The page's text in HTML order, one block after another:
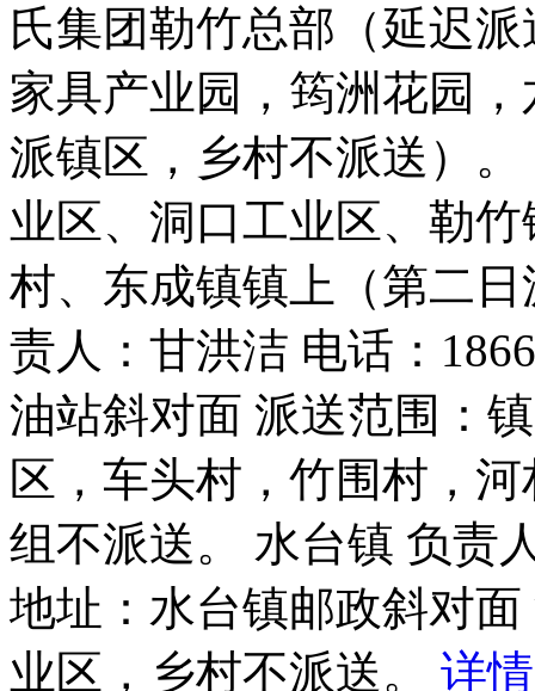
氏集团勒竹总部（延迟
家具产业园，筠洲花园
派镇区，乡村不派送）
业区、洞口工业区、勒
村、东成镇镇上（第二
责人：甘洪洁 电话：
油站斜对面 派送范围：
区，车头村，竹围村，
组不派送。 水台镇 负责
地址：水台镇邮政斜对
业区，乡村不派送。 详情